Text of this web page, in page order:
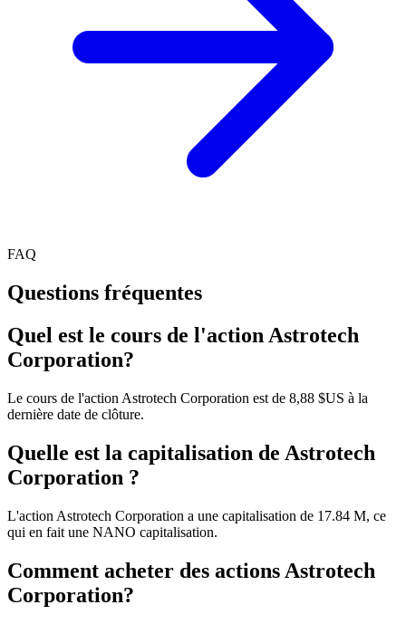
FAQ
Questions fréquentes
Quel est le cours de l'action Astrotech
Corporation?
Le cours de l'action Astrotech Corporation est de 8,88 $US à la
dernière date de clôture.
Quelle est la capitalisation de Astrotech
Corporation ?
L'action Astrotech Corporation a une capitalisation de 17.84 M, ce
qui en fait une NANO capitalisation.
Comment acheter des actions Astrotech
Corporation?